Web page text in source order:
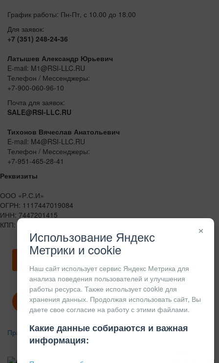
График работы: Пн-Пт, с 10.00 до 18.00
Для заявок:
+7 (351) 248-24-36
Латышев Александр Юрьевич
E-mail: M1@RSI-LLC.RU
Телефон / Мессенджеры:
+7-900-060-96-10
Почта для заявок:
SALE@RSI-LLC.RU
Тихонов Вячеслав Анатольевич
E-mail: M4@RSI-LLC.RU
Телефон / Мессенджеры:
+7-951-465-28-41
Реквизиты
ООО «Р.С.И»
ОГРН: 1117447019084
ИНН: 7447201415
КПП: 744701001
Скачать карточку предприятия
Политика конфиденциальности
Правила возврата
КОНСТРУКЦИОННЫЙ
×
Использование Яндекс
Метрики и cookie
Наш сайт использует сервис Яндекс Метрика для
анализа поведения пользователей и улучшения
работы ресурса. Также использует cookie для
хранения данных. Продолжая использовать сайт, Вы
даете свое согласие на работу с этими файлами.
Какие данные собираются и важная
информация: